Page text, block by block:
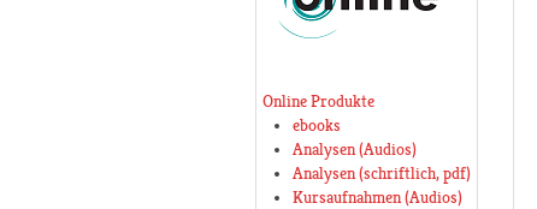
Online Produkte
ebooks
Analysen (Audios)
Analysen (schriftlich, pdf)
Kursaufnahmen (Audios)